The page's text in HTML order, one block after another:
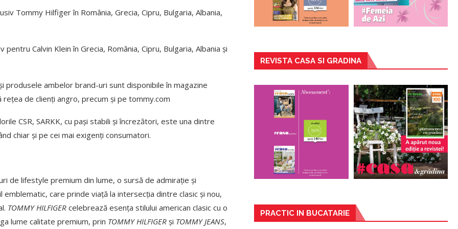
Tommy Hilfiger în România, Grecia, Cipru, Bulgaria, Albania,
Calvin Klein în Grecia, România, Cipru, Bulgaria, Albania și
produsele ambelor brand-uri sunt disponibile în magazine
de clienți angro, precum și pe tommy.com
CSR, SARKK, cu pași stabili și încrezători, este una dintre
chiar și pe cei mai exigenți consumatori.
de lifestyle premium din lume, o sursă de admirație și
care prinde viață la intersecția dintre clasic și nou,
TOMMY HILFIGER celebrează esența stilului american clasic cu o
lume calitate premium, prin TOMMY HILFIGER și TOMMY JEANS,
REVISTA CASA SI GRADINA
PRACTIC IN BUCATARIE